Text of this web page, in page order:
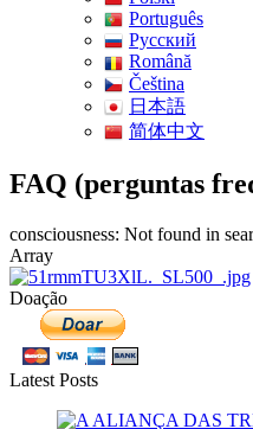
Português
Pусский
Română
Čeština
日本語
简体中文
FAQ (perguntas
consciousness: Not found in
Array
Doação
Latest Posts